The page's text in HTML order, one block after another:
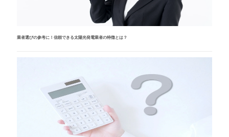
業者選びの参考に！信頼できる太陽光発電業者の特徴とは？